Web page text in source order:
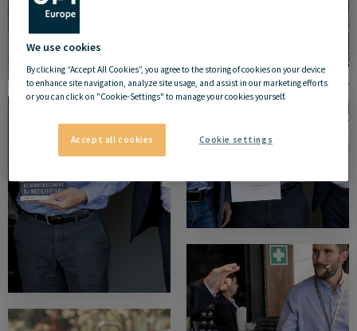
We use cookies
By clicking “Accept All Cookies”, you agree to the storing of cookies on your device
to enhance site navigation, analyze site usage, and assist in our marketing efforts
or you can click on "Cookie-Settings" to manage your cookies yourself.
Accept all cookies Cookie settings